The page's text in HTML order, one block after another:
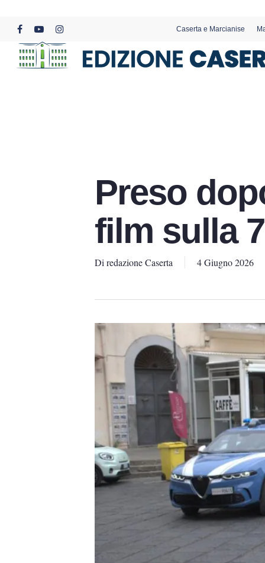
content
facebookyoutubeinstagram
Caserta e Marcianise
Preso
film sulla
Di redazione Caserta 4 Giugno 2026